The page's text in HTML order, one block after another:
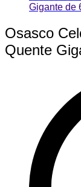
Gigante de
Osasco
Quente